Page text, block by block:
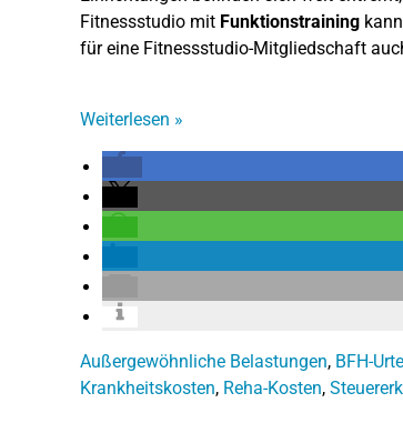
Fitnessstudio mit Funktionstraining
für eine Fitnessstudio-Mitgliedschaft
Weiterlesen »
Außergewöhnliche Belastungen, BFH-
Krankheitskosten, Reha-Kosten,